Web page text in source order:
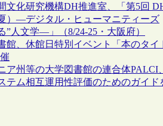
文化研究機構DH推進室、「第5回
）―デジタル・ヒューマニティーズ
”人文学―」（8/24-25・大阪府）
館、休館日特別イベント「本のタイ
ア州等の大学図書館の連合体PALCI、
テム相互運用性評価のためのガイド